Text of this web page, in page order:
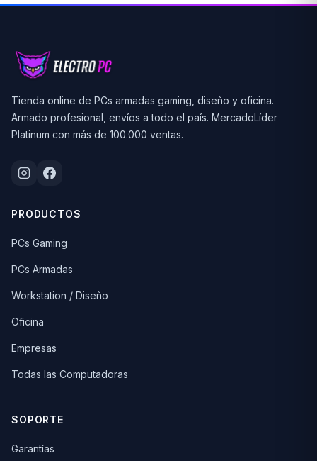
Tienda online de PCs armadas gaming, diseño y oficina.
Armado profesional, envíos a todo el país. MercadoLíder
Platinum con más de 100.000 ventas.
PRODUCTOS
PCs Gaming
PCs Armadas
Workstation / Diseño
Oficina
Empresas
Todas las Computadoras
SOPORTE
Garantías